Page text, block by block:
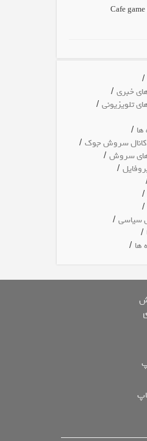
خبری/
تلویزیونی/
/
کانال سروش جوک/
های سروش/
/
سیاسی/
/
ها /